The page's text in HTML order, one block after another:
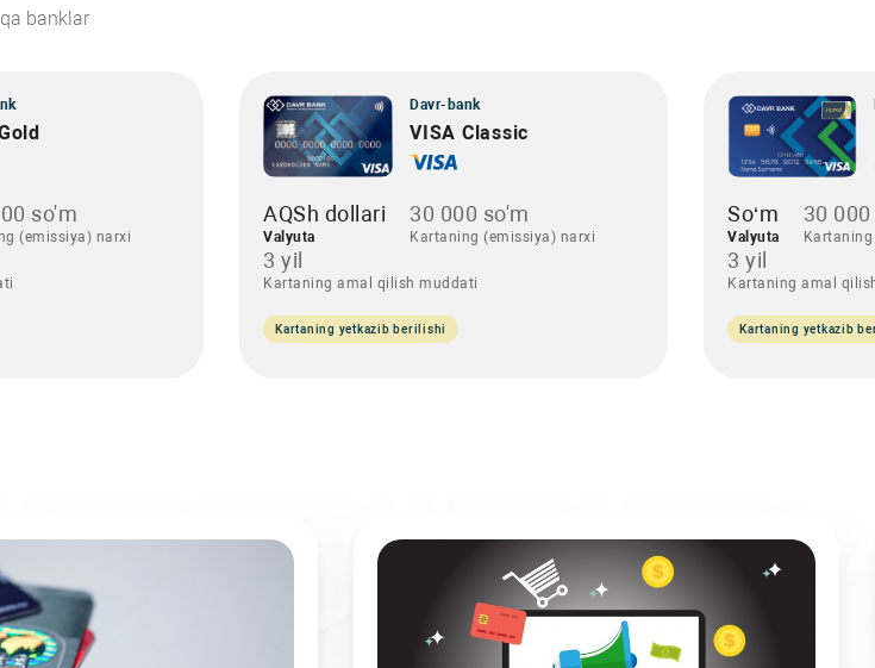
banklar
so'm
(emissiya) narxi
Davr-bank
VISA Classic
AQSh dollari
Valyuta
30 000 so'm
Kartaning (emissiya) narxi
3 yil
Kartaning amal qilish muddati
Kartaning yetkazib berilishi
So‘m
Valyuta
30
3 yil
Kartaning amal
Kartaning yetkazib